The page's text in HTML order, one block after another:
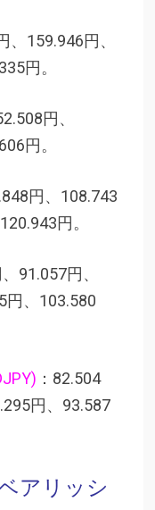
、159.946円、
円。
円、
円。
円、108.743
円。
91.057円、
円、103.580
：82.504
円、93.587
アリッシ